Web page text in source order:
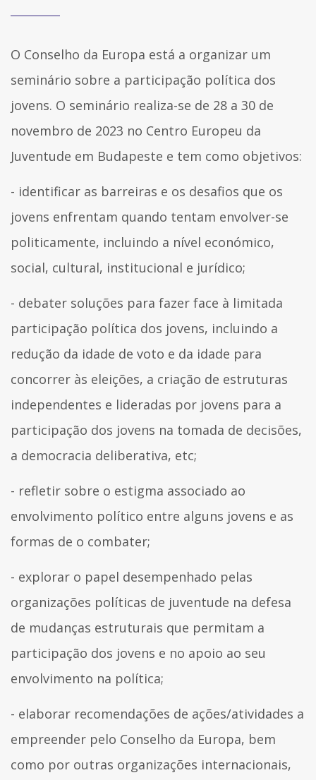
O Conselho da Europa está a organizar um
seminário sobre a participação política dos
jovens. O seminário realiza-se de 28 a 30 de
novembro de 2023 no Centro Europeu da
Juventude em Budapeste e tem como objetivos:
- identificar as barreiras e os desafios que os
jovens enfrentam quando tentam envolver-se
politicamente, incluindo a nível económico,
social, cultural, institucional e jurídico;
- debater soluções para fazer face à limitada
participação política dos jovens, incluindo a
redução da idade de voto e da idade para
concorrer às eleições, a criação de estruturas
independentes e lideradas por jovens para a
participação dos jovens na tomada de decisões,
a democracia deliberativa, etc;
- refletir sobre o estigma associado ao
envolvimento político entre alguns jovens e as
formas de o combater;
- explorar o papel desempenhado pelas
organizações políticas de juventude na defesa
de mudanças estruturais que permitam a
participação dos jovens e no apoio ao seu
envolvimento na política;
- elaborar recomendações de ações/atividades a
empreender pelo Conselho da Europa, bem
como por outras organizações internacionais,